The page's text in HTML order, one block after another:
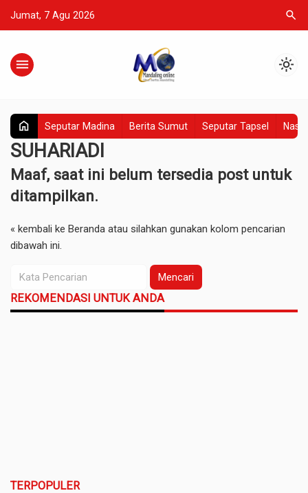
Jumat, 7 Agu 2026 search
menu light_mode
home Seputar Madina Berita Sumut Seputar Tapsel
SUHARIADI
Maaf, saat ini belum tersedia post untuk
ditampilkan.
« kembali ke Beranda atau silahkan gunakan kolom pencarian
dibawah ini.
Mencari
REKOMENDASI UNTUK ANDA
TERPOPULER